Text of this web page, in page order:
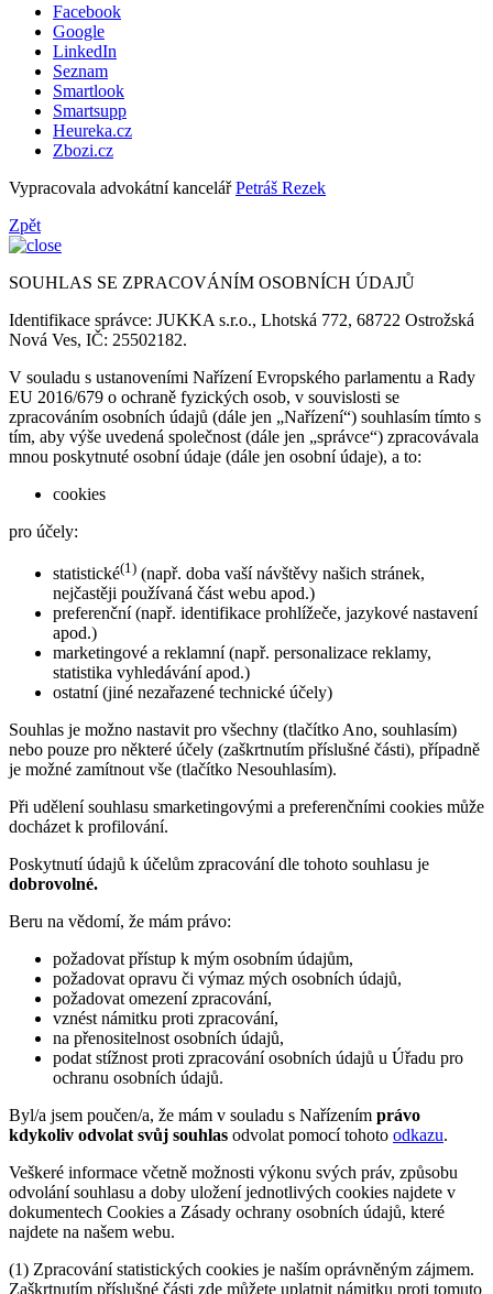
Facebook
Google
LinkedIn
Seznam
Smartlook
Smartsupp
Heureka.cz
Zbozi.cz
Vypracovala advokátní kancelářPetráš Rezek
Zpět
SOUHLAS SE ZPRACOVÁNÍM OSOBNÍCH ÚDAJŮ
Identifikace správce: JUKKA s.r.o., Lhotská 772, 68722 Ostrožská
Nová Ves, IČ: 25502182.
V souladu s ustanoveními Nařízení Evropského parlamentu a Rady
EU 2016/679 o ochraně fyzických osob, v souvislosti se
zpracováním osobních údajů (dále jen „Nařízení“) souhlasím tímto s
tím, aby výše uvedená společnost (dále jen „správce“) zpracovávala
mnou poskytnuté osobní údaje (dále jen osobní údaje), a to:
cookies
pro účely:
statistické(1) (např. doba vaší návštěvy našich stránek,
nejčastěji používaná část webu apod.)
preferenční (např. identifikace prohlížeče, jazykové nastavení
apod.)
marketingové a reklamní (např. personalizace reklamy,
statistika vyhledávání apod.)
ostatní (jiné nezařazené technické účely)
Souhlas je možno nastavit pro všechny (tlačítko Ano, souhlasím)
nebo pouze pro některé účely (zaškrtnutím příslušné části), případně
je možné zamítnout vše (tlačítko Nesouhlasím).
Při udělení souhlasu smarketingovými a preferenčními cookies může
docházet k profilování.
Poskytnutí údajů k účelům zpracování dle tohoto souhlasu je
dobrovolné.
Beru na vědomí, že mám právo:
požadovat přístup k mým osobním údajům,
požadovat opravu či výmaz mých osobních údajů,
požadovat omezení zpracování,
vznést námitku proti zpracování,
na přenositelnost osobních údajů,
podat stížnost proti zpracování osobních údajů u Úřadu pro
ochranu osobních údajů.
Byl/a jsem poučen/a, že mám v souladu s Nařízením právo
kdykoliv odvolat svůj souhlas odvolat pomocí tohoto odkazu.
Veškeré informace včetně možnosti výkonu svých práv, způsobu
odvolání souhlasu a doby uložení jednotlivých cookies najdete v
dokumentech Cookies a Zásady ochrany osobních údajů, které
najdete na našem webu.
(1) Zpracování statistických cookies je naším oprávněným zájmem.
Zaškrtnutím příslušné části zde můžete uplatnit námitku proti tomuto